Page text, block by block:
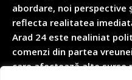
abordare, noi perspective
reflecta realitatea
Arad 24 este nealiniat
comenzi din partea
care afectează alte surse